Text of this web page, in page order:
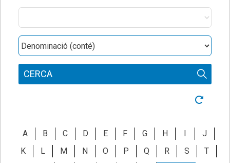
Denominació
CERCA
Neteja
A B C D E F G H I
J
K
L M N O P Q R S
T